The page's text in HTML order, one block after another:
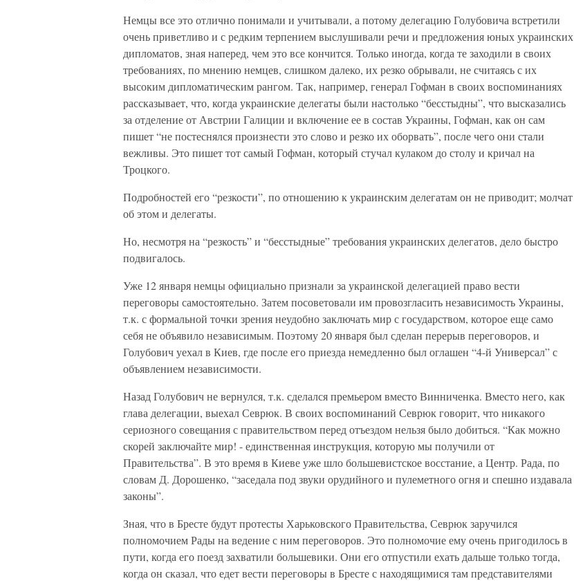
Немцы все это отлично понимали и учитывали, а потому делегацию Голубовича встретили
очень приветливо и с редким терпением выслушивали речи и предложения юных украинских
дипломатов, зная наперед, чем это все кончится. Только иногда, когда те заходили в своих
требованиях, по мнению немцев, слишком далеко, их резко обрывали, не считаясь с их
высоким дипломатическим рангом. Так, например, генерал Гофман в своих воспоминаниях
рассказывает, что, когда украинские делегаты были настолько “бесстыдны”, что высказались
за отделение от Австрии Галиции и включение ее в состав Украины, Гофман, как он сам
пишет “не постеснялся произнести это слово и резко их оборвать”, после чего они стали
вежливы. Это пишет тот самый Гофман, который стучал кулаком до столу и кричал на
Троцкого.
Подробностей его “резкости”, по отношению к украинским делегатам он не приводит; молчат
об этом и делегаты.
Но, несмотря на “резкость” и “бесстыдные” требования украинских делегатов, дело быстро
подвигалось.
Уже 12 января немцы официально признали за украинской делегацией право вести
переговоры самостоятельно. Затем посоветовали им провозгласить независимость Украины,
т.к. с формальной точки зрения неудобно заключать мир с государством, которое еще само
себя не объявило независимым. Поэтому 20 января был сделан перерыв переговоров, и
Голубович уехал в Киев, где после его приезда немедленно был оглашен “4-й Универсал” с
объявлением независимости.
Назад Голубович не вернулся, т.к. сделался премьером вместо Винниченка. Вместо него, как
глава делегации, выехал Севрюк. В своих воспоминаний Севрюк говорит, что никакого
сериозного совещания с правительством перед отъездом нельзя было добиться. “Как можно
скорей заключайте мир! - единственная инструкция, которую мы получили от
Правительства”. В это время в Киеве уже шло большевистское восстание, а Центр. Рада, по
словам Д. Дорошенко, “заседала под звуки орудийного и пулеметного огня и спешно издавала
законы”.
Зная, что в Бресте будут протесты Харьковского Правительства, Севрюк заручился
полномочием Рады на ведение с ним переговоров. Это полномочие ему очень пригодилось в
пути, когда его поезд захватили большевики. Они его отпустили ехать дальше только тогда,
когда он сказал, что едет вести переговоры в Бресте с находящимися там представителями